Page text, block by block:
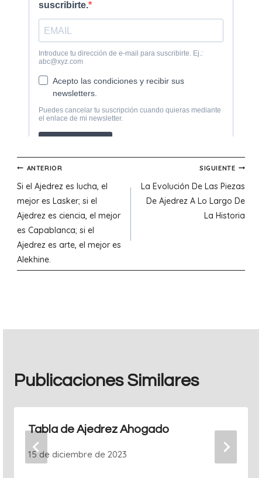
Navegación
de
entradas
ANTERIOR
Si el Ajedrez es lucha, el
mejor es Lasker; si el
Ajedrez es ciencia, el mejor
es Capablanca; si el
Ajedrez es arte, el mejor es
Alekhine.
SIGUIENTE
La Evolución De Las Piezas
De Ajedrez A Lo Largo De
La Historia
Publicaciones Similares
Tabla de Ajedrez Ahogado
15 de diciembre de 2023